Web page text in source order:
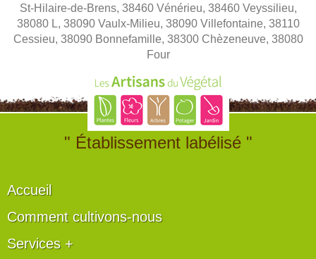
St-Hilaire-de-Brens, 38460 Vénérieu, 38460 Veyssilieu,
38080 L, 38090 Vaulx-Milieu, 38090 Villefontaine, 38110
Cessieu, 38090 Bonnefamille, 38300 Chèzeneuve, 38080
Four
" Établissement labélisé "
Accueil
Comment cultivons-nous
Services +